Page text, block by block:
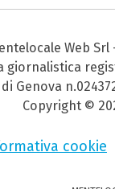
Web
giornalistica
Genova
Copyright ©
cookie